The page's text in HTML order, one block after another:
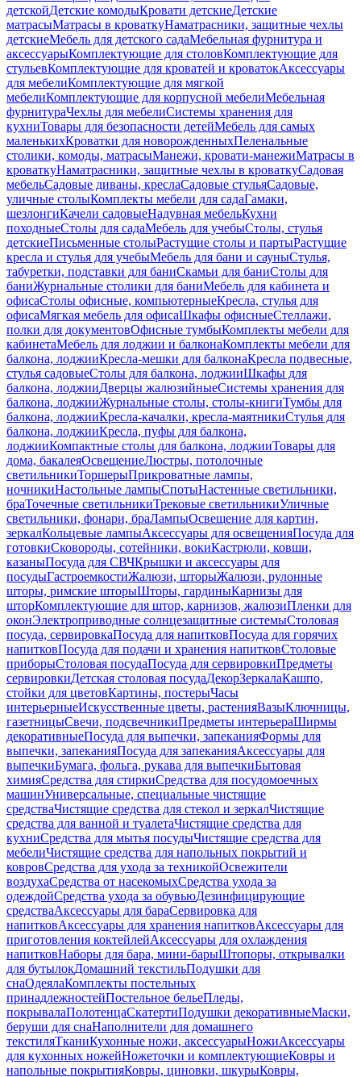
детскойДетские комодыКровати детскиеДетские
матрасыМатрасы в кроваткуНаматрасники, защитные чехлы
детскиеМебель для детского садаМебельная фурнитура и
аксессуарыКомплектующие для столовКомплектующие для
стульевКомплектующие для кроватей и кроватокАксессуары
для мебелиКомплектующие для мягкой
мебелиКомплектующие для корпусной мебелиМебельная
фурнитураЧехлы для мебелиСистемы хранения для
кухниТовары для безопасности детейМебель для самых
маленькихКроватки для новорожденныхПеленальные
столики, комоды, матрасыМанежи, кровати-манежиМатрасы в
кроваткуНаматрасники, защитные чехлы в кроваткуСадовая
мебельСадовые диваны, креслаСадовые стульяСадовые,
уличные столыКомплекты мебели для садаГамаки,
шезлонгиКачели садовыеНадувная мебельКухни
походныеСтолы для садаМебель для учебыСтолы, стулья
детскиеПисьменные столыРастущие столы и партыРастущие
кресла и стулья для учебыМебель для бани и сауныСтулья,
табуретки, подставки для баниСкамьи для баниСтолы для
баниЖурнальные столики для баниМебель для кабинета и
офисаСтолы офисные, компьютерныеКресла, стулья для
офисаМягкая мебель для офисаШкафы офисныеСтеллажи,
полки для документовОфисные тумбыКомплекты мебели для
кабинетаМебель для лоджии и балконаКомплекты мебели для
балкона, лоджииКресла-мешки для балконаКресла подвесные,
стулья садовыеСтолы для балкона, лоджииШкафы для
балкона, лоджииДверцы жалюзийныеСистемы хранения для
балкона, лоджииЖурнальные столы, столы-книгиТумбы для
балкона, лоджииКресла-качалки, кресла-маятникиСтулья для
балкона, лоджииКресла, пуфы для балкона,
лоджииКомпактные столы для балкона, лоджииТовары для
дома, бакалеяОсвещениеЛюстры, потолочные
светильникиТоршерыПрикроватные лампы,
ночникиНастольные лампыСпотыНастенные светильники,
браТочечные светильникиТрековые светильникиУличные
светильники, фонари, браЛампыОсвещение для картин,
зеркалКольцевые лампыАксессуары для освещенияПосуда для
готовкиСковороды, сотейники, вокиКастрюли, ковши,
казаныПосуда для СВЧКрышки и аксессуары для
посудыГастроемкостиЖалюзи, шторыЖалюзи, рулонные
шторы, римские шторыШторы, гардиныКарнизы для
шторКомплектующие для штор, карнизов, жалюзиПленки для
оконЭлектроприводные солнцезащитные системыСтоловая
посуда, сервировкаПосуда для напитковПосуда для горячих
напитковПосуда для подачи и хранения напитковСтоловые
приборыСтоловая посудаПосуда для сервировкиПредметы
сервировкиДетская столовая посудаДекорЗеркалаКашпо,
стойки для цветовКартины, постерыЧасы
интерьерныеИскусственные цветы, растенияВазыКлючницы,
газетницыСвечи, подсвечникиПредметы интерьераШирмы
декоративныеПосуда для выпечки, запеканияФормы для
выпечки, запеканияПосуда для запеканияАксессуары для
выпечкиБумага, фольга, рукава для выпечкиБытовая
химияСредства для стиркиСредства для посудомоечных
машинУниверсальные, специальные чистящие
средстваЧистящие средства для стекол и зеркалЧистящие
средства для ванной и туалетаЧистящие средства для
кухниСредства для мытья посудыЧистящие средства для
мебелиЧистящие средства для напольных покрытий и
ковровСредства для ухода за техникойОсвежители
воздухаСредства от насекомыхСредства ухода за
одеждойСредства ухода за обувьюДезинфицирующие
средстваАксессуары для бараСервировка для
напитковАксессуары для хранения напитковАксессуары для
приготовления коктейлейАксессуары для охлаждения
напитковНаборы для бара, мини-барыШтопоры, открывалки
для бутылокДомашний текстильПодушки для
снаОдеялаКомплекты постельных
принадлежностейПостельное бельеПледы,
покрывалаПолотенцаСкатертиПодушки декоративныеМаски,
беруши для снаНаполнители для домашнего
текстиляТканиКухонные ножи, аксессуарыНожиАксессуары
для кухонных ножейНожеточки и комплектующиеКовры и
напольные покрытияКовры, циновки, шкурыКовры,